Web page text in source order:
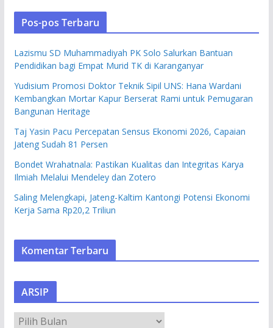
Pos-pos Terbaru
Lazismu SD Muhammadiyah PK Solo Salurkan Bantuan
Pendidikan bagi Empat Murid TK di Karanganyar
Yudisium Promosi Doktor Teknik Sipil UNS: Hana Wardani
Kembangkan Mortar Kapur Berserat Rami untuk Pemugaran
Bangunan Heritage
Taj Yasin Pacu Percepatan Sensus Ekonomi 2026, Capaian
Jateng Sudah 81 Persen
Bondet Wrahatnala: Pastikan Kualitas dan Integritas Karya
Ilmiah Melalui Mendeley dan Zotero
Saling Melengkapi, Jateng-Kaltim Kantongi Potensi Ekonomi
Kerja Sama Rp20,2 Triliun
Komentar Terbaru
ARSIP